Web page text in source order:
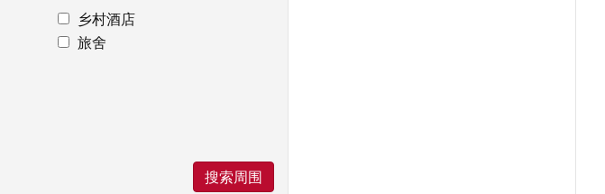
乡村酒店
旅舍
搜索周围